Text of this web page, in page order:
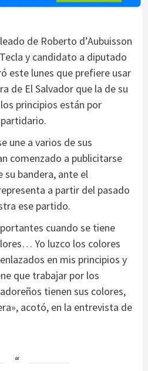
de Roberto d’Aubuisson
y candidato a diputado
este lunes que prefiere usar
de El Salvador que la de su
principios están por
une a varios de sus
comenzado a publicitarse
su bandera, ante el
a partir del pasado
ese partido.
cuando se tiene
Yo luzco los colores
en mis principios y
que trabajar por los
tienen sus colores,
acotó, en la entrevista de